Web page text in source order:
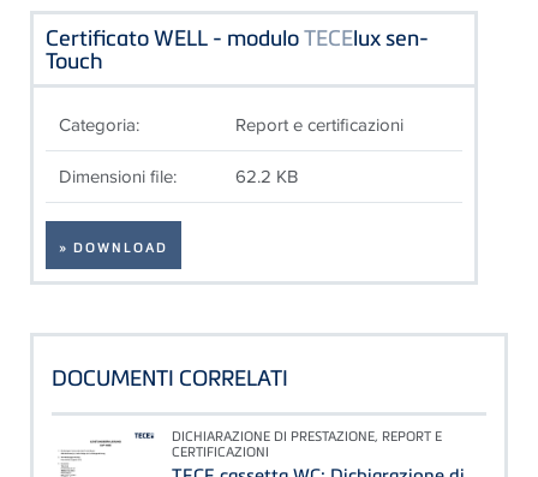
Certificato WELL - moduloTECElux sen-
Touch
Categoria: Report e certificazioni
Dimensioni file: 62.2 KB
» DOWNLOAD
DOCUMENTI CORRELATI
DICHIARAZIONE DI PRESTAZIONE, REPORT E
CERTIFICAZIONI